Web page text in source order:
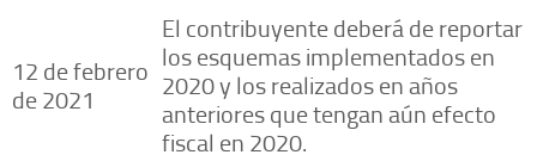
12 de febrero
de 2021
El contribuyente deberá de reportar
los esquemas implementados en
2020 y los realizados en años
anteriores que tengan aún efecto
fiscal en 2020.